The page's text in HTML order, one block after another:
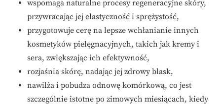
wspomaga naturalne procesy regeneracyjne skóry,
przywracając jej elastyczność i sprężystość,
przygotowuje cerę na lepsze wchłanianie innych
kosmetyków pielęgnacyjnych, takich jak kremy i
sera, zwiększając ich efektywność,
rozjaśnia skórę, nadając jej zdrowy blask,
nawilża i pobudza odnowę komórkową, co jest
szczególnie istotne po zimowych miesiącach, kiedy